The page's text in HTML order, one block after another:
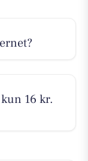
16 kr.